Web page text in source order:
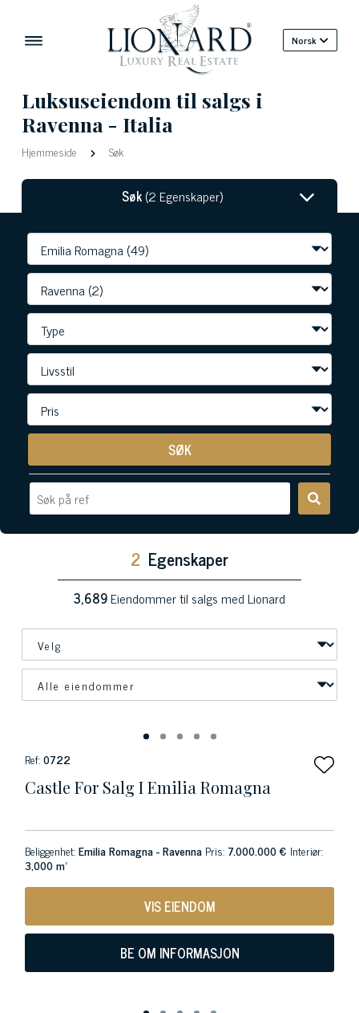
Norsk
Luksuseiendom til salgs i
Ravenna - Italia
Hjemmeside Søk
Søk(2 Egenskaper)
SØK
2 Egenskaper
3,689Eiendommer til salgs med Lionard
Ref:0722
Castle For Salg I Emilia Romagna
Beliggenhet:Emilia Romagna - Ravenna Pris: 7.000.000 € Interiør:
3,000 m²
VIS EIENDOM
BE OM INFORMASJON